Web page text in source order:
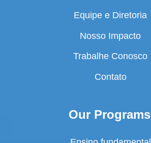
Equipe e Diretoria
Nosso Impacto
Trabalhe Conosco
Contato
Our Programs